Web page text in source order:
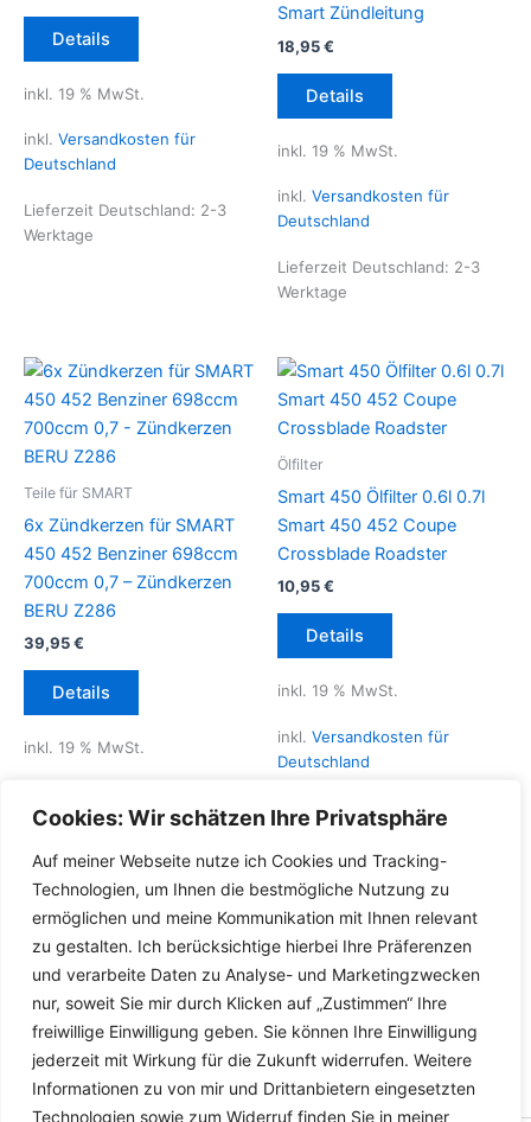
Cookies: Wir schätzen Ihre Privatsphäre
Auf meiner Webseite nutze ich Cookies und Tracking-
Technologien, um Ihnen die bestmögliche Nutzung zu
ermöglichen und meine Kommunikation mit Ihnen relevant
zu gestalten. Ich berücksichtige hierbei Ihre Präferenzen
und verarbeite Daten zu Analyse- und Marketingzwecken
nur, soweit Sie mir durch Klicken auf „Zustimmen“ Ihre
freiwillige Einwilligung geben. Sie können Ihre Einwilligung
jederzeit mit Wirkung für die Zukunft widerrufen. Weitere
Informationen zu von mir und Drittanbietern eingesetzten
Technologien sowie zum Widerruf finden Sie in meiner
Details
inkl. 19 % MwSt.
inkl. Versandkosten für
Deutschland
Lieferzeit Deutschland: 2-3
Werktage
Smart Zündleitung
18,95€
Details
inkl. 19 % MwSt.
inkl. Versandkosten für
Deutschland
Lieferzeit Deutschland: 2-3
Werktage
Teile für SMART
6x Zündkerzen für SMART
450 452 Benziner 698ccm
700ccm 0,7 – Zündkerzen
BERU Z286
39,95€
Details
inkl. 19 % MwSt.
Deutschland
Lieferzeit Deutschland:2-3
Werktage
Ölfilter
Smart 450 Ölfilter 0.6l 0.7l
Smart 450 452 Coupe
Crossblade Roadster
10,95€
Details
inkl. 19 % MwSt.
inkl. Versandkosten für
Deutschland
Lieferzeit Deutschland:
Werktage